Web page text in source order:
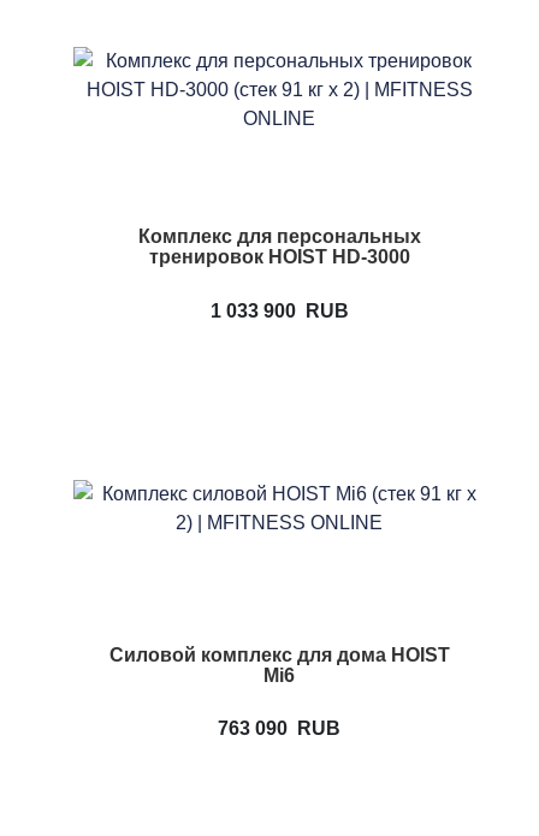
Комплекс для персональных
тренировок HOIST HD-3000
1 033 900 RUB
Силовой комплекс для дома HOIST
Mi6
763 090 RUB